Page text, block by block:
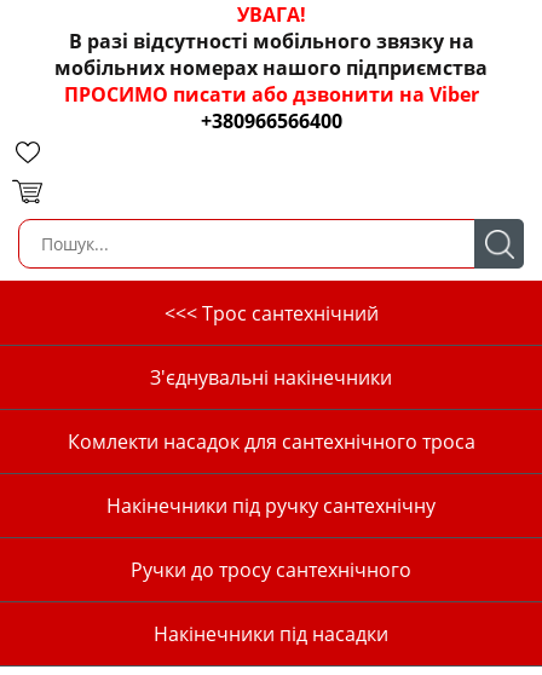
УВАГА!
В разі відсутності мобільного звязку на
мобільних номерах нашого підприємства
ПРОСИМО писати або дзвонити на Viber
+380966566400
<<< Трос сантехнічний
З'єднувальні накінечники
Комлекти насадок для сантехнічного троса
Накінечники під ручку сантехнічну
Ручки до тросу сантехнічного
Накінечники під насадки